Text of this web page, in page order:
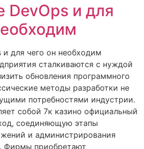
DevOps и для
и для чего он необходим
сталкиваются с нуждой
обновления программного
методы разработки не
потребностями индустрии.
собой 7к казино официальный
соединяющую этапы
и администрирования
Фирмы приобретают